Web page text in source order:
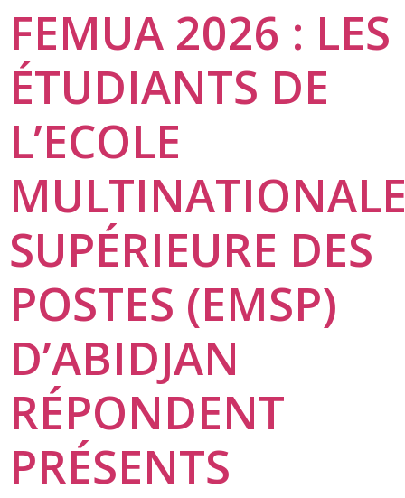
FEMUA 2026 : LES
ÉTUDIANTS DE
L’ECOLE
SUPÉRIEURE DES
POSTES (EMSP)
D’ABIDJAN
RÉPONDENT
PRÉSENTS